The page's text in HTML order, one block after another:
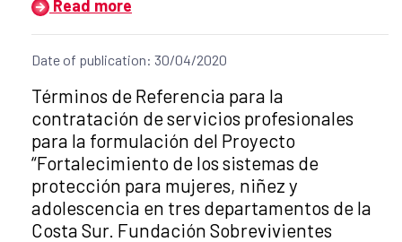
Read more
Date of publication: 30/04/2020
Title of the announcement:
Términos de Referencia para la
contratación de servicios profesionales
para la formulación del Proyecto
“Fortalecimiento de los sistemas de
protección para mujeres, niñez y
adolescencia en tres departamentos de la
Costa Sur. Fundación Sobrevivientes